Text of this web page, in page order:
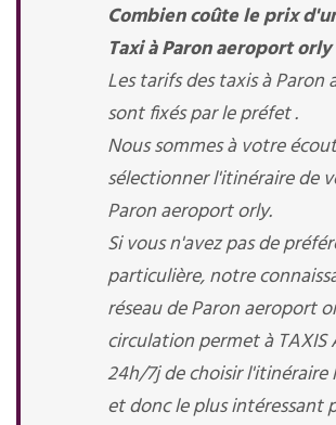
Combien coûte le prix
Taxi à Paron aeroport orly
Les tarifs des taxis à
sont fixés par le préfet .
Nous sommes à votre
sélectionner l'itinéraire de
Paron aeroport orly.
Si vous n'avez pas de
particulière, notre
réseau de Paron aeroport
circulation permet à TAXIS
24h/7j de choisir l'itinéraire
et donc le plus intéressant